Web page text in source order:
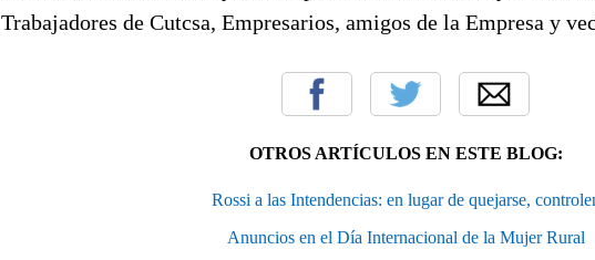
Trabajadores de Cutcsa, Empresarios, amigos de la Empresa y
OTROS ARTÍCULOS EN ESTE BLOG:
Rossi a las Intendencias: en lugar de quejarse,
Anuncios en el Día Internacional de la Mujer Rural